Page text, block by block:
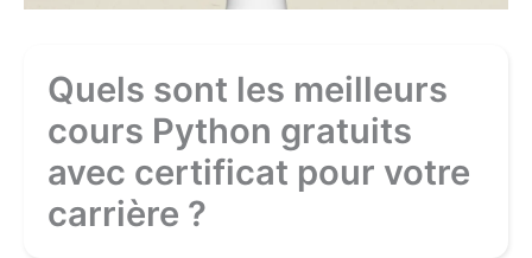
Quels sont les meilleurs
cours Python gratuits
avec certificat pour votre
carrière ?